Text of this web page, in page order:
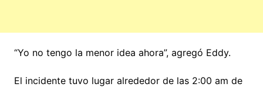
“Yo no tengo la menor idea ahora”, agregó Eddy.
El incidente tuvo lugar alrededor de las 2:00 am de